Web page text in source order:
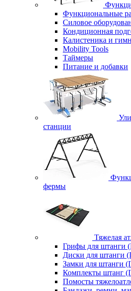
Функциональные
Силовое
Кондиционная
Калистеника и
Mobility Tools
Таймеры
Питание и добавки
станции
фермы
Тяжелая
Грифы для штанги
Диски для штанги
Замки для штанги
Комплекты штанг
Помосты